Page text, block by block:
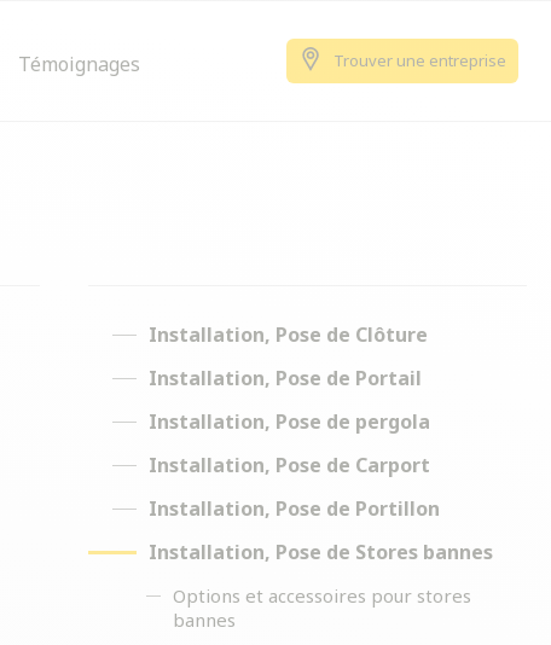
Témoignages Trouver une entreprise
Installation, Pose de Clôture
Installation, Pose de Portail
Installation, Pose de pergola
Installation, Pose de Carport
Installation, Pose de Portillon
Installation, Pose de Stores bannes
Options et accessoires pour stores
bannes